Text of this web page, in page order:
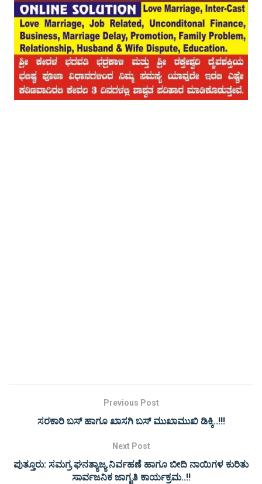
Previous Post
ಸರಕಾರಿ ಬಸ್‌ ಹಾಗೂ ಖಾಸಗಿ ಬಸ್ ಮುಖಾಮುಖಿ ಡಿಕ್ಕಿ..!!!
Next Post
ಪುತ್ತೂರು: ಸಮಗ್ರ ಘನತ್ಯಾಜ್ಯ ನಿರ್ವಹಣೆ ಹಾಗೂ ಬೀದಿ ನಾಯಿಗಳ ಕುರಿತು
ಸಾರ್ವಜನಿಕ ಜಾಗೃತಿ ಕಾರ್ಯಕ್ರಮ..!!